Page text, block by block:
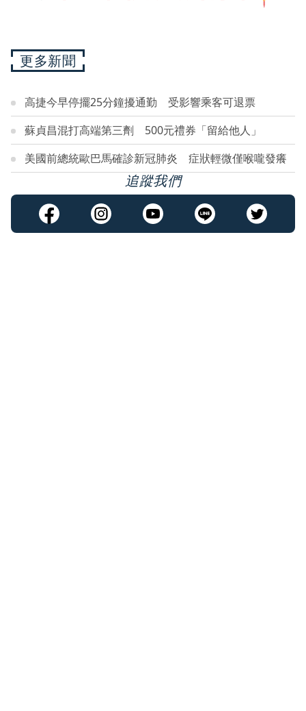
更多新聞
高捷今早停擺25分鐘擾通勤 受影響乘客可退票
蘇貞昌混打高端第三劑 500元禮券「留給他人」
美國前總統歐巴馬確診新冠肺炎 症狀輕微僅喉嚨發癢
追蹤我們